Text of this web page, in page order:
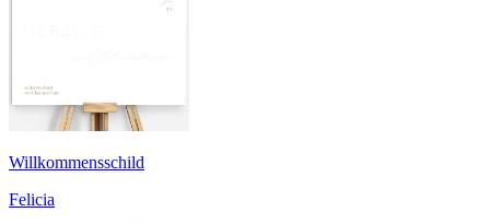
Willkommensschild
Felicia